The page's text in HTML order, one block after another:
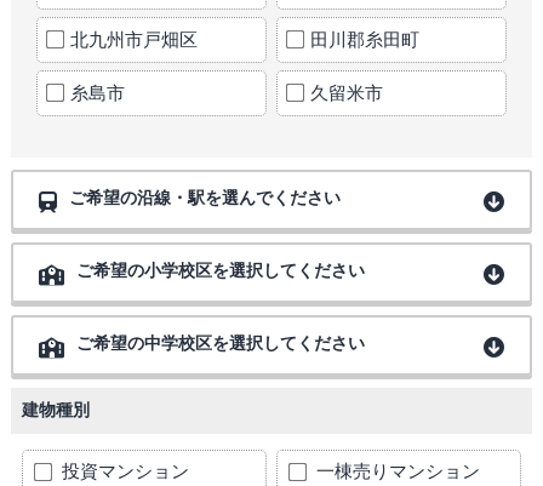
北九州市戸畑区 田川郡糸田町
糸島市 久留米市
ご希望の沿線・駅を選んでください
ご希望の小学校区を選択してください
ご希望の中学校区を選択してください
建物種別
投資マンション 一棟売りマンション